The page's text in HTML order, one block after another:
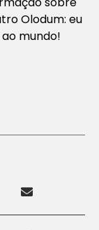
Olodum: eu
mundo!